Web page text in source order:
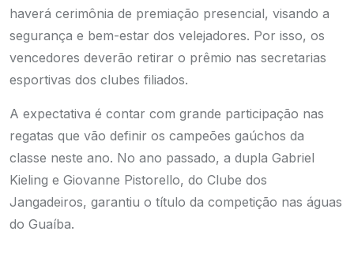
haverá cerimônia de premiação presencial, visando a
segurança e bem-estar dos velejadores. Por isso, os
vencedores deverão retirar o prêmio nas secretarias
esportivas dos clubes filiados.
A expectativa é contar com grande participação nas
regatas que vão definir os campeões gaúchos da
classe neste ano. No ano passado, a dupla Gabriel
Kieling e Giovanne Pistorello, do Clube dos
Jangadeiros, garantiu o título da competição nas águas
do Guaíba.